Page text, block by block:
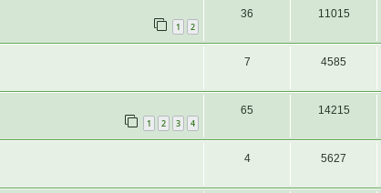
1 2
36 11015
7 4585
1 2 3 4
65 14215
4 5627